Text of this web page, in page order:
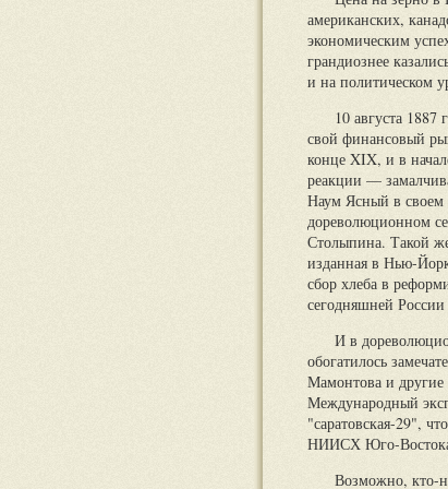
американских,
экономическим
грандиознее
и на политическом
10 августа
свой финансовый
конце XIX, и в
реакции —
Наум Ясный в своем
дореволюционном
Столыпина. Такой
изданная в Нью-
сбор хлеба в
сегодняшней России
И в
обогатилось
Мамонтова и
Международный
"саратовская-29", что
НИИСХ Юго-
Возможно, кто-